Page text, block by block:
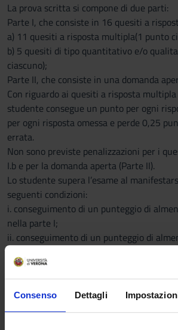
Consenso Dettagli
La prova scritta si compone di due parti:
Parte I, che consiste in 16 quesiti a
a) 11 quesiti a risposta multipla(1 punto
b) 5 quesiti di tipo quantitativo e/o
ciascuno);
Parte II, che consiste in una domanda
Con riguardo ai quesiti a risposta multipla
studente consegue un punto per ogni
per ogni risposta omessa e perde 0,25
errata.
Non sono previste penalizzazioni per i
I.b e per la domanda aperta (Parte II).
Lo studente supera l’esame al
seguenti condizioni:
i. conseguimento di un punteggio di
nella parte I;
ii. conseguimento di un punteggio di
iii. la somma dei punteggi
due parti è almeno pari a 18/31.
Lo studente che supera la prova scritta
una prova orale facoltativa. La prova